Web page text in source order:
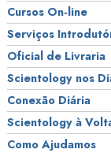
Cursos On‑line
Serviços
Oficial de Livraria
Scientology nos
Conexão Diária
Scientology à
Como Ajudamos